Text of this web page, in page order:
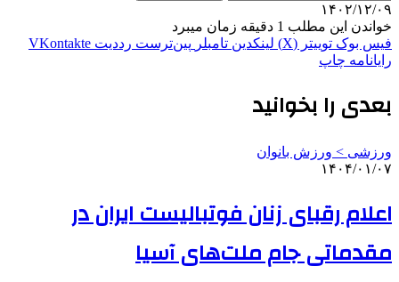
۱۴۰۲/۱۲/۰۹
خواندن این مطلب 1 دقیقه زمان میبرد
فیس بوک توییتر (X) لینکدین ‫تامبلر ‫پین‌ترست ‫رددیت ‫VKontakte
رایانامه چاپ
بعدی را بخوانید
ورزشی > ورزش بانوان
۱۴۰۴/۰۱/۰۷
اعلام رقبای زنان فوتبالیست ایران در
مقدماتی جام ملت‌های آسیا